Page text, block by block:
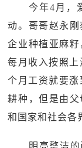
今年4月，
动。哥哥赵永
企业种植亚麻
每月收入按照
个月工资就要涨
耕种，但是由
和国家和社会各
明亮整洁